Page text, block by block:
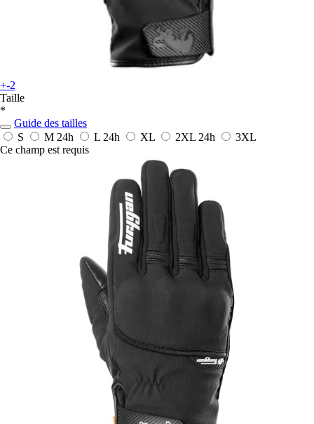
+-2
Taille
*
Guide des tailles
S
M 24h L 24h XL 2XL 24h
3XL
Ce champ est requis